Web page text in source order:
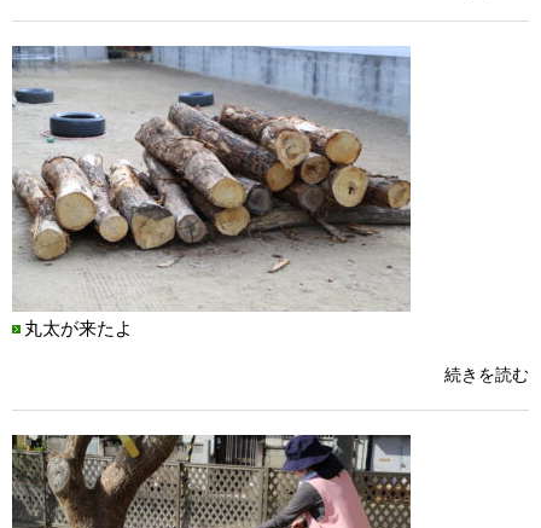
丸太が来たよ
続きを読む